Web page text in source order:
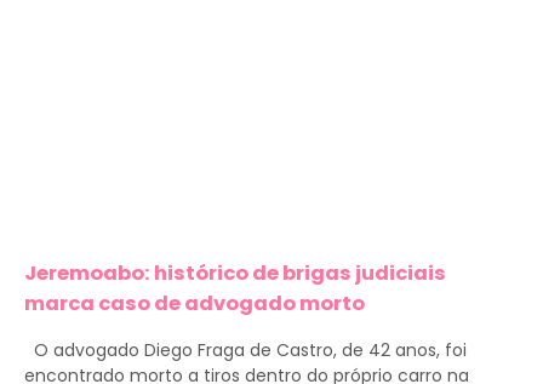
Jeremoabo: histórico de brigas judiciais
marca caso de advogado morto
O advogado Diego Fraga de Castro, de 42 anos, foi
encontrado morto a tiros dentro do próprio carro na